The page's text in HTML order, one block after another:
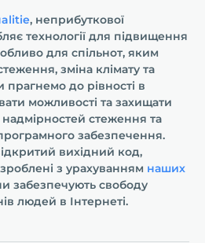
, неприбуткової
технології для підвищення
для спільнот, яким
зміна клімату та
до рівності в
можливості та захищати
надмірностей стеження та
забезпечення.
вихідний код,
з урахуванням наших
забезпечують свободу
людей в Інтернеті.